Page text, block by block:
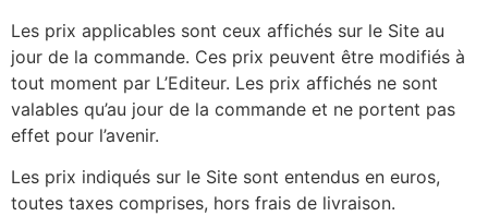
Les prix applicables sont ceux affichés sur le Site au
jour de la commande. Ces prix peuvent être modifiés à
tout moment par L’Editeur. Les prix affichés ne sont
valables qu’au jour de la commande et ne portent pas
effet pour l’avenir.
Les prix indiqués sur le Site sont entendus en euros,
toutes taxes comprises, hors frais de livraison.